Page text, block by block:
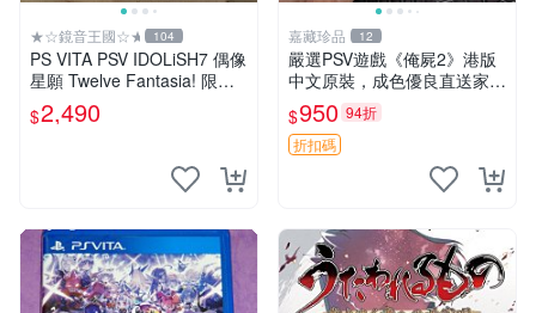
★☆鏡音王國☆★ 104
PS VITA PSV IDOLiSH7 偶像
星願 Twelve Fantasia! 限定
版 純日版 日文版 特裝版
$2,490
嘉藏珍品 12
嚴選PSV遊戲《俺屍2》港版
中文原裝，成色優良直送家門
口 俺屍2 PSV 港版 中文
$950 94折
折扣碼